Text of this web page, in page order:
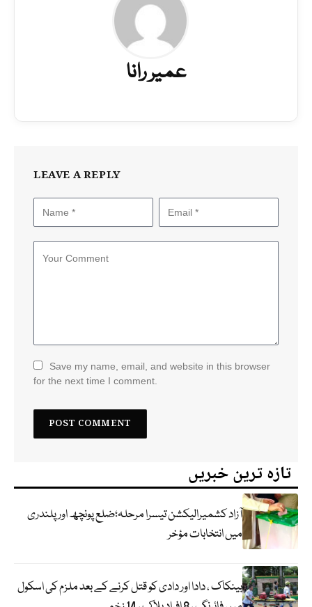
عمیر رانا
LEAVE A REPLY
Save my name, email, and website in this browser
for the next time I comment.
تازہ ترین خبریں
آزاد کشمیرالیکشن تیسرا مرحلہ؛ضلع پونچھ اور پلندری
میں انتخابات مؤخر
بینکاک ، دادا اور دادی کو قتل کرنے کے بعد ملزم کی اسکول